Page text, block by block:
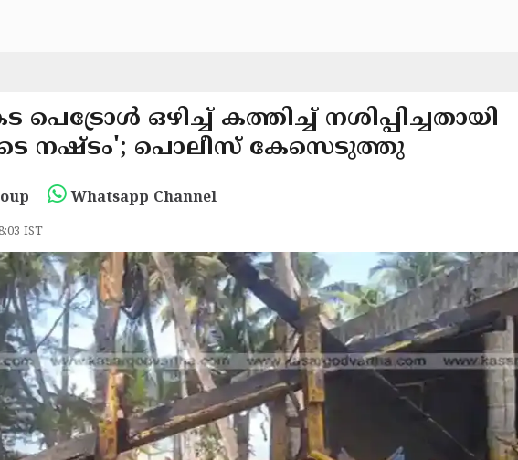
ഒഴിച്ച് കത്തിച്ച് നശിപ്പിച്ചതായി
നഷ്ടം'; പൊലീസ് കേസെടുത്തു
Whatsapp Channel
IST